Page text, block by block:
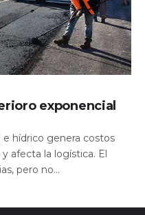
exponencial
hídrico genera costos
afecta la logística. El
pero no...